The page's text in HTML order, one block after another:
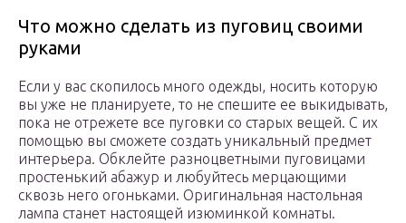
Что можно сделать из пуговиц своими
руками
Если у вас скопилось много одежды, носить которую
вы уже не планируете, то не спешите ее выкидывать,
пока не отрежете все пуговки со старых вещей. С их
помощью вы сможете создать уникальный предмет
интерьера. Обклейте разноцветными пуговицами
простенький абажур и любуйтесь мерцающими
сквозь него огоньками. Оригинальная настольная
лампа станет настоящей изюминкой комнаты.